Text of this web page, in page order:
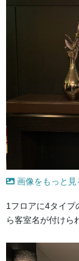
画像をもっと見
1フロアに4タイプ
ら客室名が付けら